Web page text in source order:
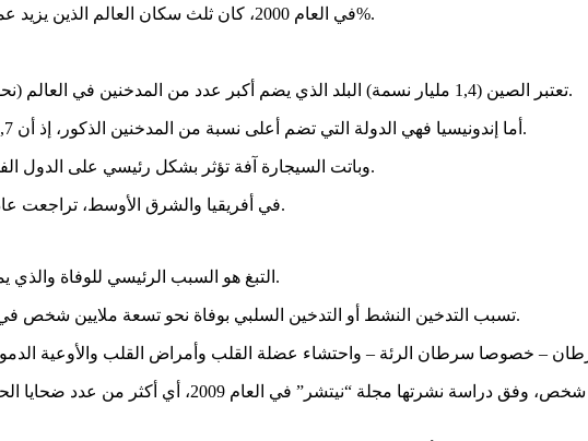
في العام 2000، كان ثلث سكان العالم الذين يزيد عمرهم على 15 عاما يدخنون. أما اليوم فتراجعت هذه النسبة إلى نحو 20%.
تعتبر الصين (1,4 مليار نسمة) البلد الذي يضم أكبر عدد من المدخنين في العالم (نحو 300 مليون مدخن)، بحسب أرقام منظمة الصحة العالمية للعام 2020.
أما إندونيسيا فهي الدولة التي تضم أعلى نسبة من المدخنين الذكور، إذ أن 62,7% من المدخنين فيها الذين يزيد عمرهم على 15 عاما هم من الذكور.
وباتت السيجارة آفة تؤثر بشكل رئيسي على الدول الفقيرة: يعيش 80% من المدخنين في دول ذات دخل منخفض أو متوسط.
في أفريقيا والشرق الأوسط، تراجعت عادة التدخين قليلا، لكنها تزداد في بعض الدول مثل مصر ولبنان والعراق.
التبغ هو السبب الرئيسي للوفاة والذي يمكن الوقاية منه: يموت شخص كل أربع ثوان في العالم بسبب السجائر.
تسبب التدخين النشط أو التدخين السلبي بوفاة نحو تسعة ملايين شخص في العام 2019، بحسب دراسة نشرتها مجلة “ذي لانست” في العام 2021.